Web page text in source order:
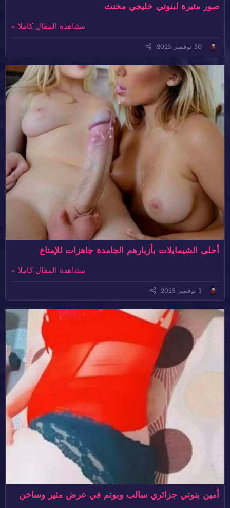
صور مثيرة لبنوتي خليجي مخنث
مشاهدة المقال كاملا »
30 نوفمبر 2025
أحلى الشيمايلات بأزبارهم الجامدة جاهزات للإمتاع
مشاهدة المقال كاملا »
3 نوفمبر 2025
أمين بنوتي جزائري سالب وبوتم في عرض مثير وساخن